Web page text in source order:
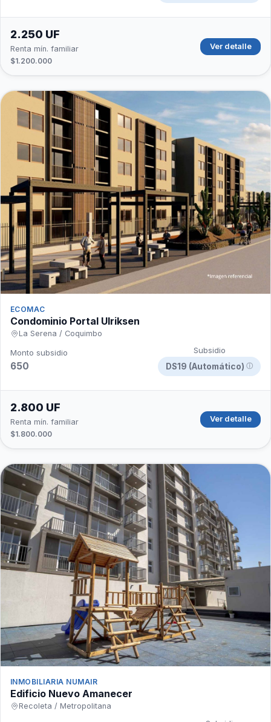
2.250 UF
Renta mín. familiar
$1.200.000
Ver detalle
ECOMAC
Condominio Portal Ulriksen
La Serena / Coquimbo
Monto subsidio
650
Subsidio
DS19 (Automático) ⓘ
2.800 UF
Renta mín. familiar
$1.800.000
Ver detalle
INMOBILIARIA NUMAIR
Edificio Nuevo Amanecer
Recoleta / Metropolitana